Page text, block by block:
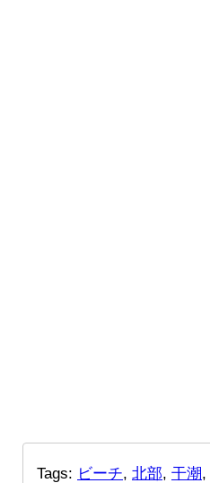
Tags: ビーチ, 北部, 干潮,